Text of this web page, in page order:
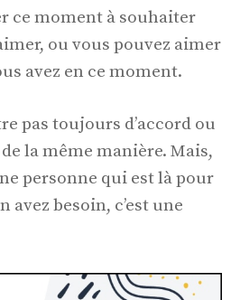
ce moment à souhaiter
ou vous pouvez aimer
avez en ce moment.
pas toujours d’accord ou
la même manière. Mais,
personne qui est là pour
avez besoin, c’est une